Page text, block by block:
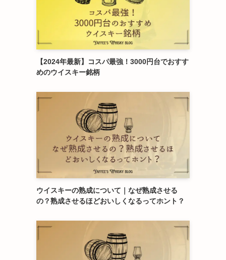
【2024年最新】コスパ最強！3000円台でおすす
めのウイスキー銘柄
ウイスキーの熟成について｜なぜ熟成させる
の？熟成させるほどおいしくなるってホント？